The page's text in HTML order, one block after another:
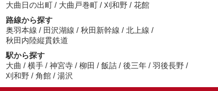
大曲日の出町 / 大曲戸巻町 / 刈和野 / 花館
路線から探す
奥羽本線 / 田沢湖線 / 秋田新幹線 / 北上線 /
秋田内陸縦貫鉄道
駅から探す
大曲 / 横手 / 神宮寺 / 柳田 / 飯詰 / 後三年 / 羽後長野 /
刈和野 / 角館 / 湯沢